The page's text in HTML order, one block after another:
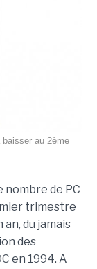
au 2ème
nombre de PC
trimestre
an, du jamais
des
en 1994. A